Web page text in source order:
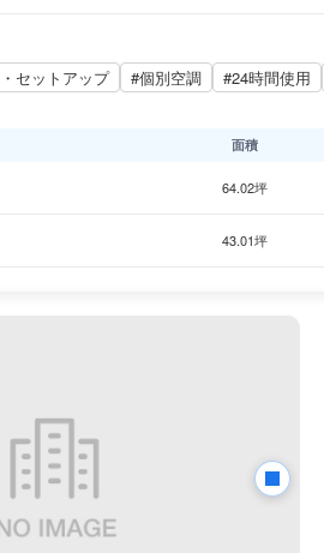
セットアップ #個別空調 #24時間使用
面積
64.02坪
43.01坪